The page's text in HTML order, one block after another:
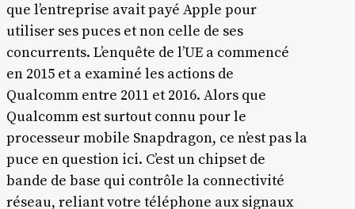
que l’entreprise avait payé Apple pour
utiliser ses puces et non celle de ses
concurrents. L’enquête de l’UE a commencé
en 2015 et a examiné les actions de
Qualcomm entre 2011 et 2016. Alors que
Qualcomm est surtout connu pour le
processeur mobile Snapdragon, ce n’est pas la
puce en question ici. C’est un chipset de
bande de base qui contrôle la connectivité
réseau, reliant votre téléphone aux signaux